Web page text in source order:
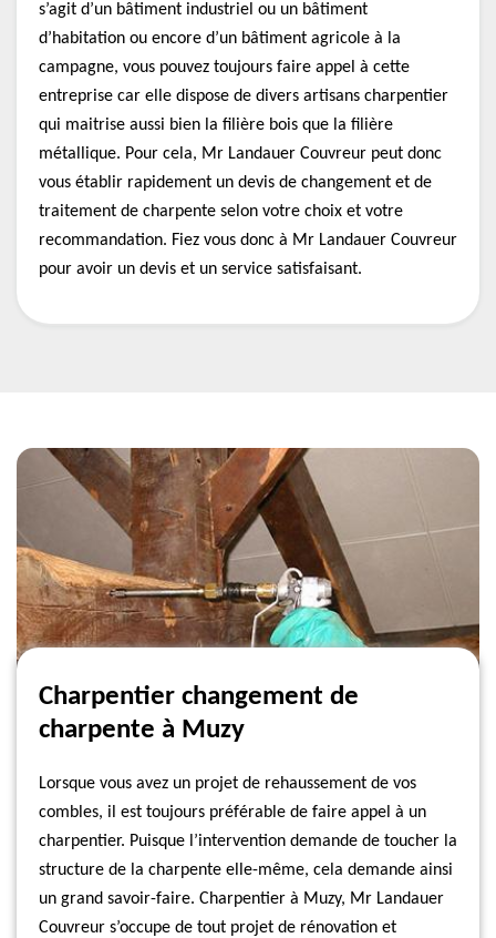
s’agit d’un bâtiment industriel ou un bâtiment
d’habitation ou encore d’un bâtiment agricole à la
campagne, vous pouvez toujours faire appel à cette
entreprise car elle dispose de divers artisans charpentier
qui maitrise aussi bien la filière bois que la filière
métallique. Pour cela, Mr Landauer Couvreur peut donc
vous établir rapidement un devis de changement et de
traitement de charpente selon votre choix et votre
recommandation. Fiez vous donc à Mr Landauer Couvreur
pour avoir un devis et un service satisfaisant.
Charpentier changement de
charpente à Muzy
Lorsque vous avez un projet de rehaussement de vos
combles, il est toujours préférable de faire appel à un
charpentier. Puisque l’intervention demande de toucher la
structure de la charpente elle-même, cela demande ainsi
un grand savoir-faire. Charpentier à Muzy, Mr Landauer
Couvreur s’occupe de tout projet de rénovation et